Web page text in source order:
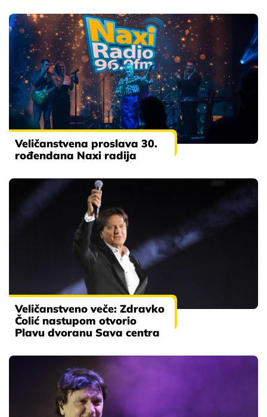
Veličanstvena proslava 30.
rođendana Naxi radija
Veličanstveno veče: Zdravko
Čolić nastupom otvorio
Plavu dvoranu Sava centra